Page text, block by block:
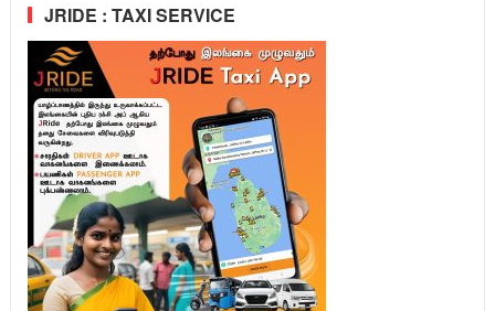
JRIDE : TAXI SERVICE